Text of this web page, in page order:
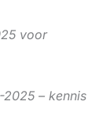
voor
– kennis